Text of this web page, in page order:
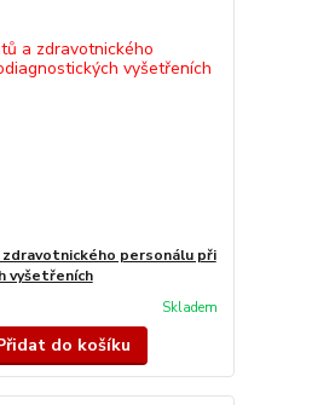
zdravotnického personálu při
vyšetřeních
Skladem
do košíku